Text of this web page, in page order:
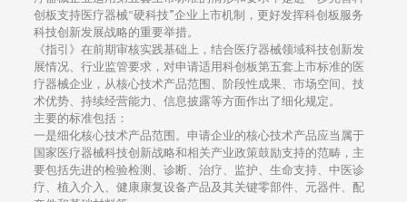
创板支持医疗器械“硬科技”企业上市机制，更好发挥科创板服务
科技创新发展战略的重要举措。
《指引》在前期审核实践基础上，结合医疗器械领域科技创新发
展情况、行业监管要求，对申请适用科创板第五套上市标准的医
疗器械企业，从核心技术产品范围、阶段性成果、市场空间、技
术优势、持续经营能力、信息披露等方面作出了细化规定。
主要的标准包括：
一是细化核心技术产品范围。申请企业的核心技术产品应当属于
国家医疗器械科技创新战略和相关产业政策鼓励支持的范畴，主
要包括先进的检验检测、诊断、治疗、监护、生命支持、中医诊
疗、植入介入、健康康复设备产品及其关键零部件、元器件、配